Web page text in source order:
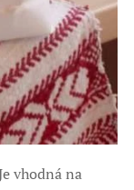
vhodná na